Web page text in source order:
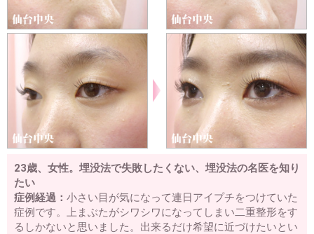
23歳、女性。埋没法で失敗したくない、埋没法の名医を知り
たい
症例経過： 小さい目が気になって連日アイプチをつけていた
症例です。上まぶたがシワシワになってしまい二重整形をす
るしかないと思いました。出来るだけ希望に近づけたいとい